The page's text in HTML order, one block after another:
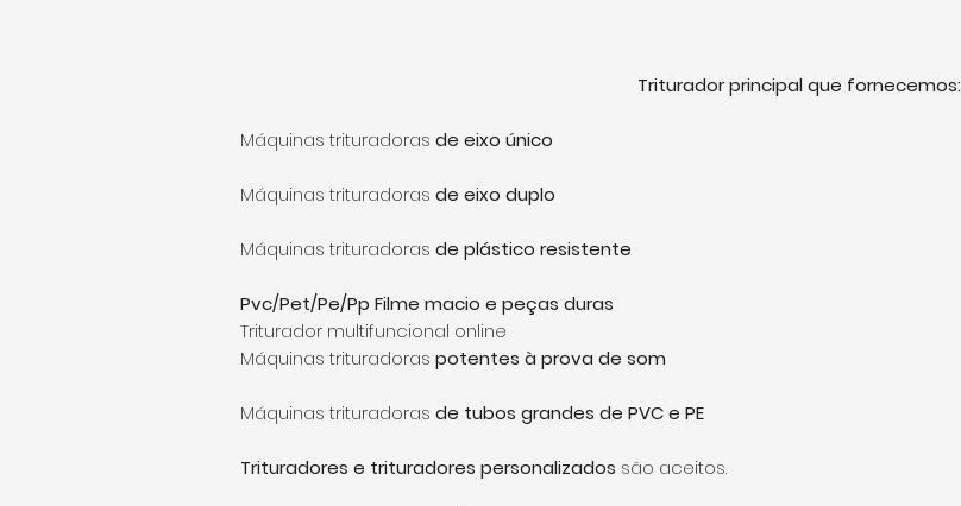
Triturador principal que fornecemos:
Máquinas trituradoras de eixo único
Máquinas trituradoras de eixo duplo
Máquinas trituradoras de plástico resistente
Pvc/Pet/Pe/Pp Filme macio e peças duras
Triturador multifuncional online
Máquinas trituradoras potentes à prova de som
Máquinas trituradoras de tubos grandes de PVC e PE
Trituradores e trituradores personalizados são aceitos.